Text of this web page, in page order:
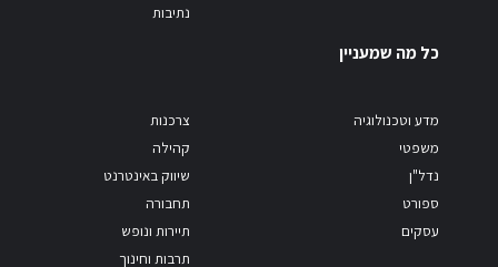
נתיבות
כל מה שמעניין
מדע וטכנולוגיה
משפטי
נדל"ן
ספורט
עסקים
צרכנות
קהילה
שיווק באינטרנט
תחבורה
תיירות ונופש
תרבות וחינוך